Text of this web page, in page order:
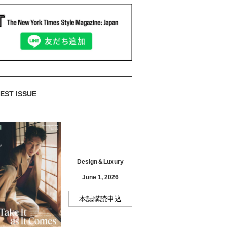
ISSUE
Design＆Luxury
June 1, 2026
本誌購読申込